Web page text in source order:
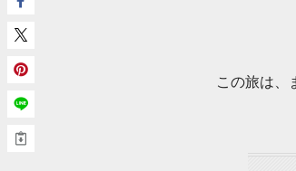
この旅は、